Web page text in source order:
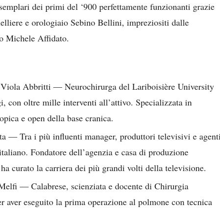
dei primi del ‘900 perfettamente funzionanti grazie
e orologiaio Sebino Bellini, impreziositi dalle
Michele Affidato.
Viola Abbritti — Neurochirurga del Lariboisière University
con oltre mille interventi all’attivo. Specializzata in
e open della base cranica.
— Tra i più influenti manager, produttori televisivi e
Fondatore dell’agenzia e casa di produzione
curato la carriera dei più grandi volti della televisione.
— Calabrese, scienziata e docente di Chirurgia
aver eseguito la prima operazione al polmone con tecnica